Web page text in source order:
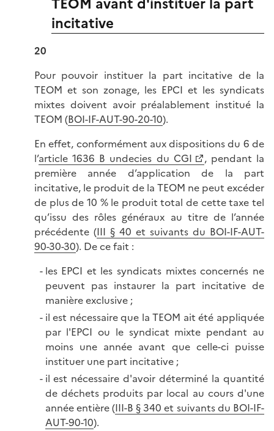
incitative
20
Pour pouvoir instituer la part incitative de la
TEOM et son zonage, les EPCI et les syndicats
mixtes doivent avoir préalablement institué la
TEOM (BOI-IF-AUT-90-20-10).
En effet, conformément aux dispositions du 6 de
l’article 1636 B undecies du CGI
, pendant la
première année d’application de la part
incitative, le produit de la TEOM ne peut excéder
de plus de 10 % le produit total de cette taxe tel
qu’issu des rôles généraux au titre de l’année
précédente (III § 40 et suivants du BOI-IF-AUT-
90-30-30). De ce fait :
les EPCI et les syndicats mixtes concernés ne
peuvent pas instaurer la part incitative de
manière exclusive ;
il est nécessaire que la TEOM ait été appliquée
par l'EPCI ou le syndicat mixte pendant au
moins une année avant que celle-ci puisse
instituer une part incitative ;
il est nécessaire d'avoir déterminé la quantité
de déchets produits par local au cours d'une
année entière (III-B § 340 et suivants du BOI-IF-
AUT-90-10).